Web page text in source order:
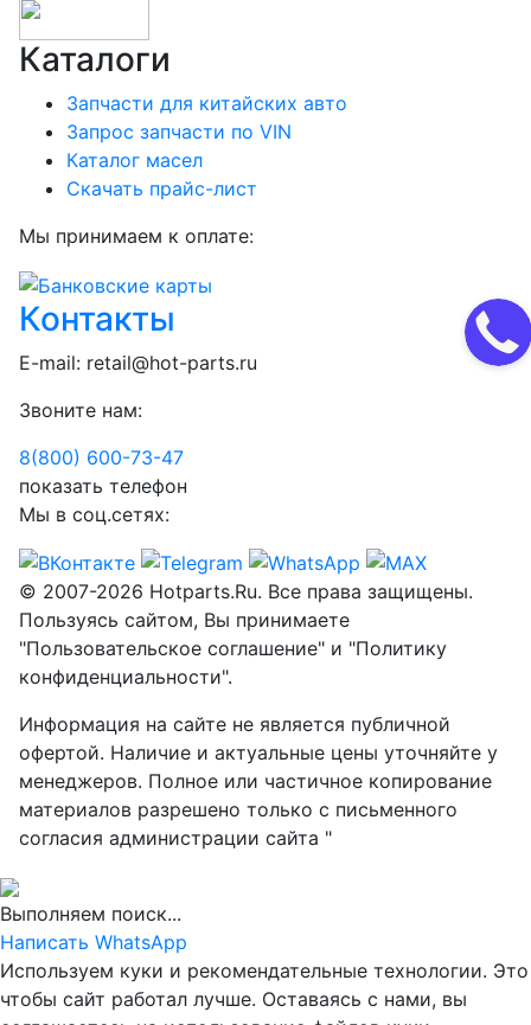
Каталоги
Запчасти для китайских авто
Запрос запчасти по VIN
Каталог масел
Скачать прайс-лист
Мы принимаем к оплате:
Контакты
E-mail: retail@hot-parts.ru
Звоните нам:
8(800) 600-73-47
показать телефон
Мы в соц.сетях:
© 2007-2026 Hotparts.Ru. Все права защищены.
Пользуясь сайтом, Вы принимаете
"Пользовательское соглашение" и "Политику
конфиденциальности".
Информация на сайте не является публичной
офертой. Наличие и актуальные цены уточняйте у
менеджеров. Полное или частичное копирование
материалов разрешено только с письменного
согласия администрации сайта "
Выполняем поиск...
Написать WhatsApp
Используем куки и рекомендательные технологии. Это
чтобы сайт работал лучше. Оставаясь с нами, вы